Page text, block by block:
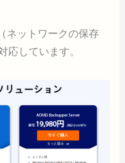
ネットワークの保存
しています。